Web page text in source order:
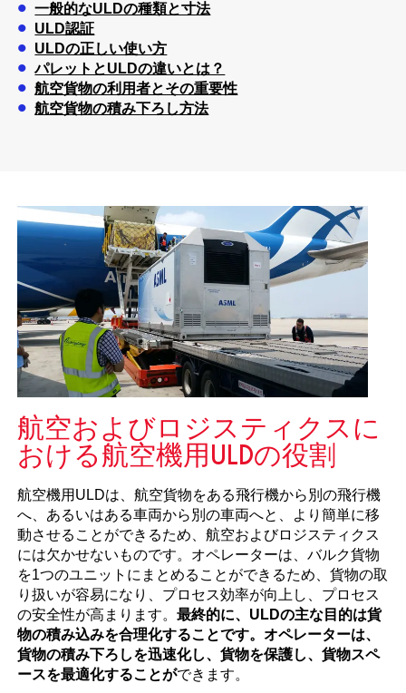
一般的なULDの種類と寸法
ULD認証
ULDの正しい使い方
パレットとULDの違いとは？
航空貨物の利用者とその重要性
航空貨物の積み下ろし方法
航空およびロジスティクスに
おける航空機用ULDの役割
航空機用ULDは、航空貨物をある飛行機から別の飛行機
へ、あるいはある車両から別の車両へと、より簡単に移
動させることができるため、航空およびロジスティクス
には欠かせないものです。オペレーターは、バルク貨物
を1つのユニットにまとめることができるため、貨物の取
り扱いが容易になり、プロセス効率が向上し、プロセス
の安全性が高まります。最終的に、ULDの主な目的は貨
物の積み込みを合理化することです。オペレーターは、
貨物の積み下ろしを迅速化し、貨物を保護し、貨物スペ
ースを最適化することができます。